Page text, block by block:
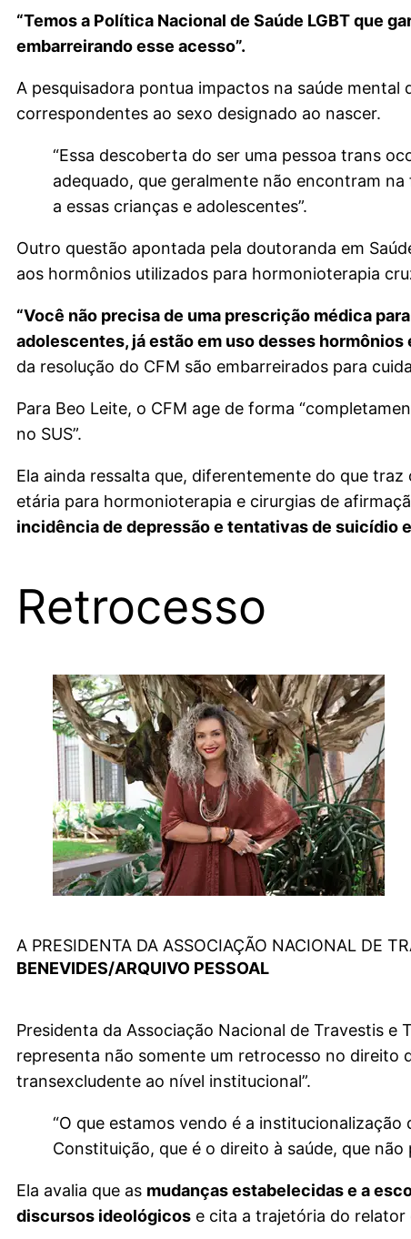
“Temos a Política Nacional de Saúde LGBT que
embarreirando esse acesso”.
A pesquisadora pontua impactos na saúde
correspondentes ao sexo designado ao nascer.
“Essa descoberta do ser uma pessoa trans
adequado, que geralmente não encontram
a essas crianças e adolescentes”.
Outro questão apontada pela doutoranda em
aos hormônios utilizados para hormonioterapia
“Você não precisa de uma prescrição médica
adolescentes, já estão em uso desses
da resolução do CFM são embarreirados para
Para Beo Leite, o CFM age de forma
no SUS”.
Ela ainda ressalta que, diferentemente do que
etária para hormonioterapia e cirurgias de
incidência de depressão e tentativas de suicídio
Retrocesso
A PRESIDENTA DA ASSOCIAÇÃO NACIONAL DE
BENEVIDES/ARQUIVO PESSOAL
Presidenta da Associação Nacional de Travestis e
representa não somente um retrocesso no direito
transexcludente ao nível institucional”.
“O que estamos vendo é a
Constituição, que é o direito à saúde, que
Ela avalia que as mudanças estabelecidas e a
discursos ideológicos e cita a trajetória do relator